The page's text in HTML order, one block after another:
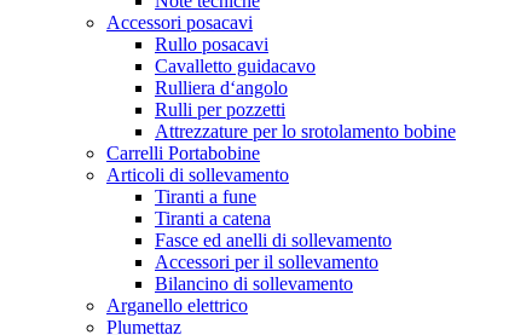
Accessori posacavi
Rullo posacavi
Cavalletto guidacavo
Rulliera d‘angolo
Rulli per pozzetti
Attrezzature per lo srotolamento bobine
Carrelli Portabobine
Articoli di sollevamento
Tiranti a fune
Tiranti a catena
Fasce ed anelli di sollevamento
Accessori per il sollevamento
Bilancino di sollevamento
Arganello elettrico
Plumettaz